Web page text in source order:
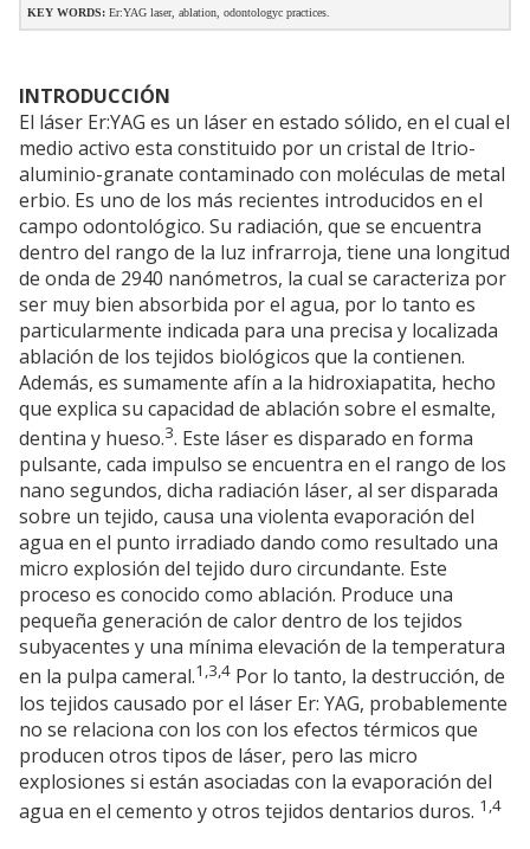
KEY WORDS: Er:YAG laser, ablation, odontologyc practices.
INTRODUCCIÓN
El láser Er:YAG es un láser en estado sólido, en el cual el
medio activo esta constituido por un cristal de Itrio-
aluminio-granate contaminado con moléculas de metal
erbio. Es uno de los más recientes introducidos en el
campo odontológico. Su radiación, que se encuentra
dentro del rango de la luz infrarroja, tiene una longitud
de onda de 2940 nanómetros, la cual se caracteriza por
ser muy bien absorbida por el agua, por lo tanto es
particularmente indicada para una precisa y localizada
ablación de los tejidos biológicos que la contienen.
Además, es sumamente afín a la hidroxiapatita, hecho
que explica su capacidad de ablación sobre el esmalte,
dentina y hueso.3. Este láser es disparado en forma
pulsante, cada impulso se encuentra en el rango de los
nano segundos, dicha radiación láser, al ser disparada
sobre un tejido, causa una violenta evaporación del
agua en el punto irradiado dando como resultado una
micro explosión del tejido duro circundante. Este
proceso es conocido como ablación. Produce una
pequeña generación de calor dentro de los tejidos
subyacentes y una mínima elevación de la temperatura
en la pulpa cameral.1,3,4 Por lo tanto, la destrucción, de
los tejidos causado por el láser Er: YAG, probablemente
no se relaciona con los con los efectos térmicos que
producen otros tipos de láser, pero las micro
explosiones si están asociadas con la evaporación del
agua en el cemento y otros tejidos dentarios duros. 1,4